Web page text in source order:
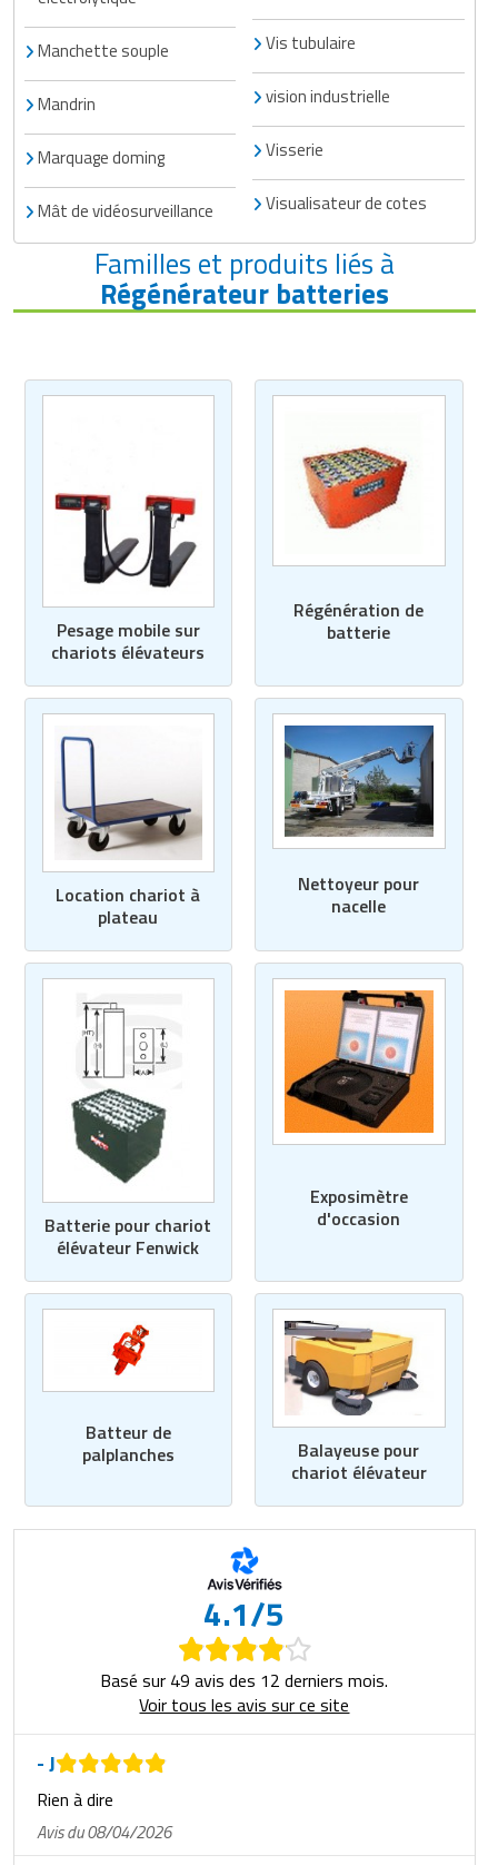
Manchette souple
Mandrin
Marquage doming
Mât de vidéosurveillance
Vis tubulaire
vision industrielle
Visserie
Visualisateur de cotes
Familles et produits liés à
Régénérateur batteries
Pesage mobile sur
chariots élévateurs
Régénération de
batterie
Location chariot à
plateau
Nettoyeur pour
nacelle
Batterie pour chariot
élévateur Fenwick
Exposimètre
d'occasion
Batteur de
palplanches
Balayeuse pour
chariot élévateur
4.1/5
Basé sur 49 avis des 12 derniers mois.
Voir tous les avis sur ce site
- J
Rien à dire
Avis du 08/04/2026